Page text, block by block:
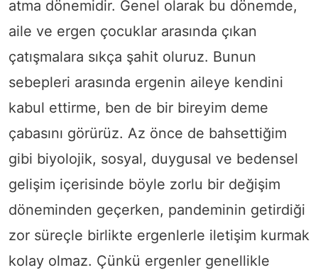
atma dönemidir. Genel olarak bu dönemde,
aile ve ergen çocuklar arasında çıkan
çatışmalara sıkça şahit oluruz. Bunun
sebepleri arasında ergenin aileye kendini
kabul ettirme, ben de bir bireyim deme
çabasını görürüz. Az önce de bahsettiğim
gibi biyolojik, sosyal, duygusal ve bedensel
gelişim içerisinde böyle zorlu bir değişim
döneminden geçerken, pandeminin getirdiği
zor süreçle birlikte ergenlerle iletişim kurmak
kolay olmaz. Çünkü ergenler genellikle